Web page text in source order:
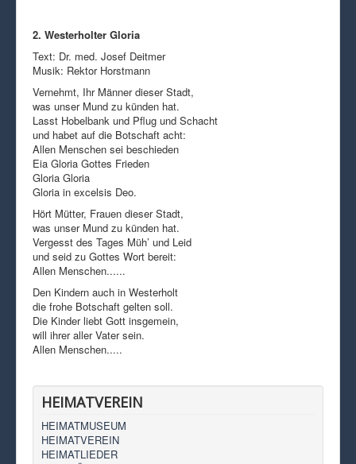
2. Westerholter Gloria
Text: Dr. med. Josef Deitmer
Musik: Rektor Horstmann
Vernehmt, Ihr Männer dieser Stadt,
was unser Mund zu künden hat.
Lasst Hobelbank und Pflug und Schacht
und habet auf die Botschaft acht:
Allen Menschen sei beschieden
Eia Gloria Gottes Frieden
Gloria Gloria
Gloria in excelsis Deo.
Hört Mütter, Frauen dieser Stadt,
was unser Mund zu künden hat.
Vergesst des Tages Müh’ und Leid
und seid zu Gottes Wort bereit:
Allen Menschen......
Den Kindern auch in Westerholt
die frohe Botschaft gelten soll.
Die Kinder liebt Gott insgemein,
will ihrer aller Vater sein.
Allen Menschen.....
HEIMATVEREIN
HEIMATMUSEUM
HEIMATVEREIN
HEIMATLIEDER